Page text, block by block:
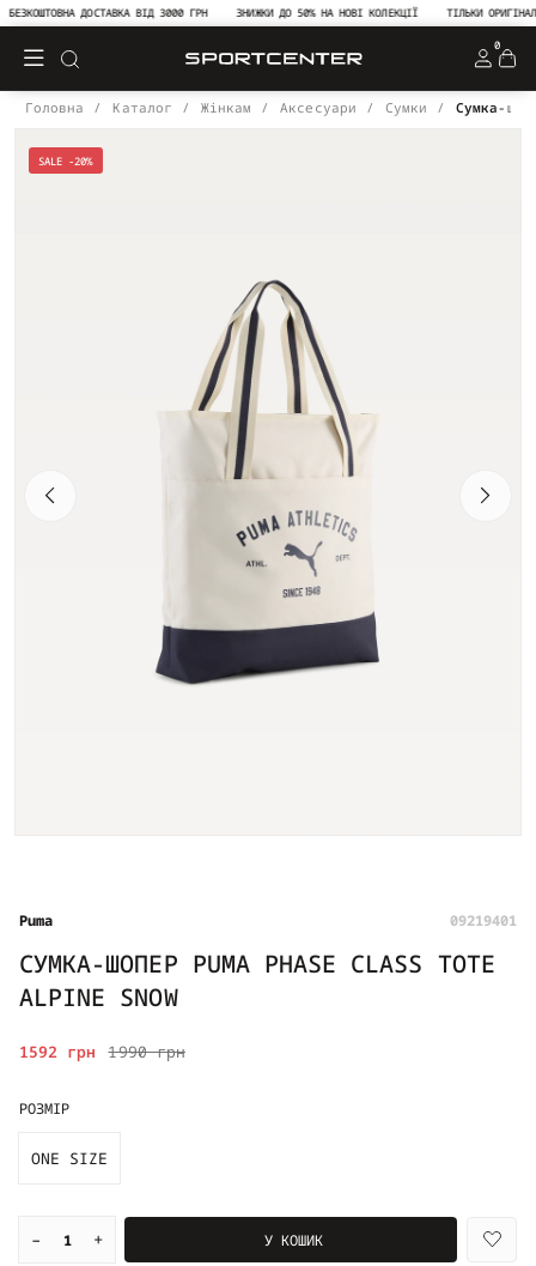
ДОСТАВКА ВІД 3000 ГРН ЗНИЖКИ ДО 50% НА НОВІ КОЛЕКЦІЇ ТІЛЬКИ
0
Головна Каталог Жінкам Аксесуари Сумки Сумка-
SALE -20%
Puma 09219401
СУМКА-ШОПЕР PUMA PHASE CLASS TOTE
ALPINE SNOW
1990 грн
1592 грн
РОЗМІР
ONE SIZE
– + У КОШИК